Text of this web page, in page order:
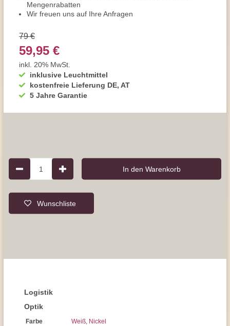
Mengenrabatten
Wir freuen uns auf Ihre Anfragen
inklusive Leuchtmittel
kostenfreie Lieferung DE, AT
5 Jahre Garantie
79 €
59,95 €
inkl. 20% MwSt.
1 In den Warenkorb
Wunschliste
Logistik
Optik
Farbe Weiß, Nickel